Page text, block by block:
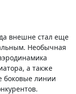
внешне стал еще
Необычная
а также
боковые линии